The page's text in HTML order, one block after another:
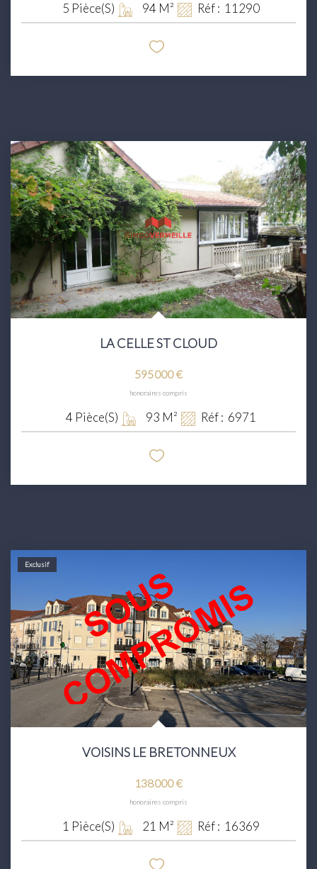
5 Pièce(s) 94 M² Réf : 11290
LA CELLE ST CLOUD
595 000 €
honoraires compris
4 Pièce(s) 93 M² Réf : 6971
Exclusif
VOISINS LE BRETONNEUX
138 000 €
honoraires compris
1 Pièce(s) 21 M² Réf : 16369